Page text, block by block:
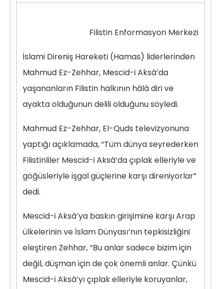
Filistin Enformasyon Merkezi
İslami Direniş Hareketi (Hamas) liderlerinden
Mahmud Ez-Zehhar, Mescid-i Aksâ’da
yaşananların Filistin halkının hâlâ diri ve
ayakta olduğunun delili olduğunu söyledi.
Mahmud Ez-Zehhar, El-Quds televizyonuna
yaptığı açıklamada, “Tüm dünya seyrederken
Filistinliler Mescid-i Aksâ’da çıplak elleriyle ve
göğüsleriyle işgal güçlerine karşı direniyorlar”
dedi.
Mescid-i Aksâ’ya baskın girişimine karşı Arap
ülkelerinin ve İslam Dünyası’nın tepkisizliğini
eleştiren Zehhar, “Bu anlar sadece bizim için
değil, düşman için de çok önemli anlar. Çünkü
Mescid-i Aksâ’yı çıplak elleriyle koruyanlar,